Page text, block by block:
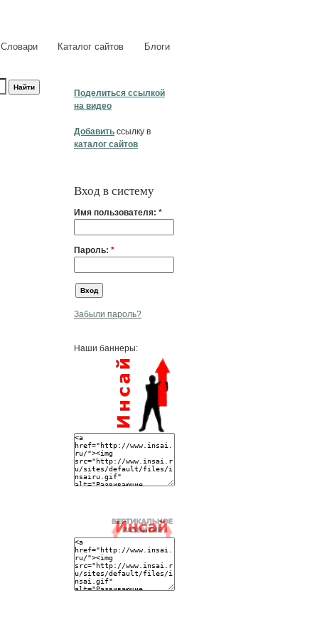
Словари Каталог сайтов Блоги
Поделиться ссылкой
на видео
Добавить ссылку в
каталог сайтов
Вход в систему
Имя пользователя: *
Пароль: *
Забыли пароль?
Наши баннеры: